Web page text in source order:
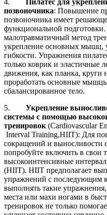
позвоночника: Повышение
позвоночника имеет
функциональной подготовки.
малотравматичный метод
укрепление основных мышц,
гибкости. Упражнения
только коврик и эластичные
движения, как планка, круги
проработать основные
сбалансированное тело.
5. Укрепление
системы с помощью
тренировок (Cardiovascular
Interval Training,HIIT): Для
сокращений и выносливости
попробуйте включить в свои
высокоинтенсивные
(HIIT). HIIT предполагает
упражнений с последующим
выполнять такие
места или махи ногами в
тренировок не только